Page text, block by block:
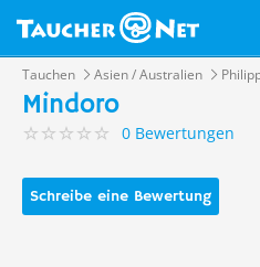
Tauchen Asien / Australien
Mindoro
0 Bewertungen
Schreibe eine Bewertung